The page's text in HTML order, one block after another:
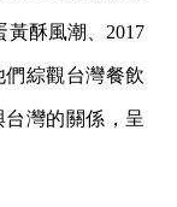
黃酥風潮、2017
綜觀台灣餐飲
灣的關係，呈